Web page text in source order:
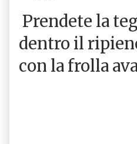
Prendete la
dentro il
con la frolla